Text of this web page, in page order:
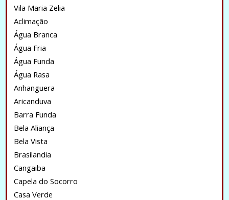
Vila Maria Zelia
Aclimação
Água Branca
Água Fria
Água Funda
Água Rasa
Anhanguera
Aricanduva
Barra Funda
Bela Aliança
Bela Vista
Brasilandia
Cangaiba
Capela do Socorro
Casa Verde